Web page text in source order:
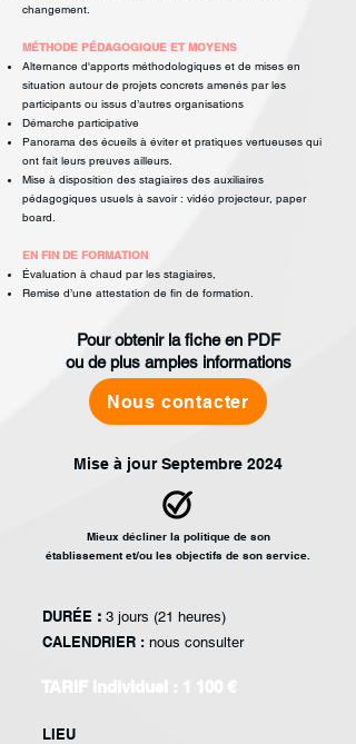
changement.
MÉTHODE PÉDAGOGIQUE ET MOYENS
Alternance d'apports méthodologiques et de mises en
situation autour de projets concrets amenés par les
participants ou issus d’autres organisations
Démarche participative
Panorama des écueils à éviter et pratiques vertueuses qui
ont fait leurs preuves ailleurs.
Mise à disposition des stagiaires des auxiliaires
pédagogiques usuels à savoir : vidéo projecteur, paper
board.
EN FIN DE FORMATION
Évaluation à chaud par les stagiaires,
Remise d’une attestation de fin de formation.
Pour obtenir la fiche en PDF
ou de plus amples informations
Nous contacter
Mise à jour Septembre 2024
Mieux décliner la politique de son
établissement et/ou les objectifs de son service.
DURÉE : 3 jours (21 heures)
CALENDRIER : nous consulter
TARIF individuel : 1 100 €
LIEU